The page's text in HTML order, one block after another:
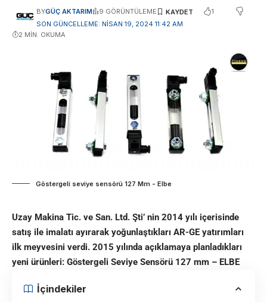
SON GÜNCELLEME: NISAN 19, 2024 11:42 AM
BYGÜÇ AKTARIM 9 GÖRÜNTÜLEME 1
2 MIN. OKUMA
Göstergeli seviye sensörü 127 Mm - Elbe
Uzay Makina Tic. ve San. Ltd. Şti’ nin 2014 yılı içerisinde
satış ile imalatı ayırarak yoğunlaştıkları AR-GE yatırımları
ilk meyvesini verdi. 2015 yılında açıklamaya planladıkları
yeni ürünleri: Göstergeli Seviye Sensörü 127 mm – ELBE
İçindekiler